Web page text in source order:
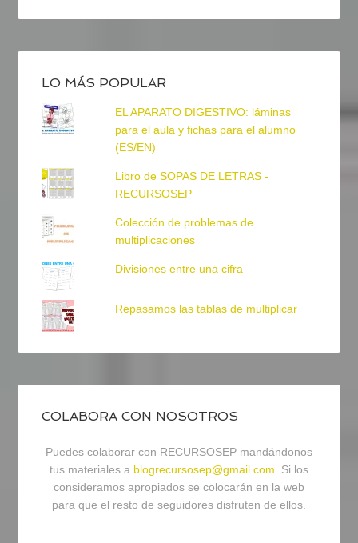
LO MÁS POPULAR
EL APARATO DIGESTIVO: láminas
para el aula y fichas para el alumno
(ES/EN)
Libro de SOPAS DE LETRAS -
RECURSOSEP
Colección de problemas de
multiplicaciones
Divisiones entre una cifra
Repasamos las tablas de multiplicar
COLABORA CON NOSOTROS
Puedes colaborar con RECURSOSEP mandándonos
tus materiales a blogrecursosep@gmail.com . Si los
consideramos apropiados se colocarán en la web
para que el resto de seguidores disfruten de ellos.